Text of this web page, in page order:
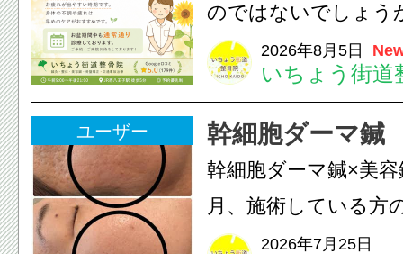
のではないでしょう
長時間の運転などで
痛・足の疲れが出や
いちょう街道整骨院
も通常通り診療して
みの...
2026年8月5日
いちょう街道
ユーザー 幹細胞ダーマ鍼
幹細胞ダーマ鍼×美
月、施術している方
写真上 2025年9月
2026年7月25日